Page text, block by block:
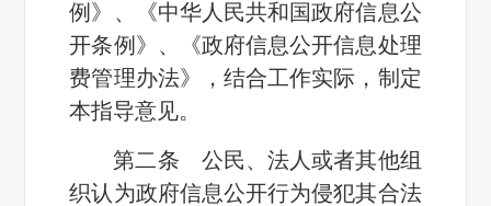
例》、《中华人民共和国政府信息公
开条例》、《政府信息公开信息处理
费管理办法》，结合工作实际，制定
本指导意见。
第二条 公民、法人或者其他组
织认为政府信息公开行为侵犯其合法